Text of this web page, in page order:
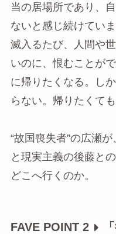
当の居場所であり、
ないと感じ続けてい
滅入るたび、人間や
いのに、恨むことが
に帰りたくなる。し
らない。帰りたくて
“故国喪失者”の広瀬
と現実主義の後藤と
どこへ行くのか。
FAVE POINT 2